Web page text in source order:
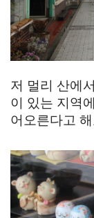
저 멀리 산에
이 있는 지역
어오른다고